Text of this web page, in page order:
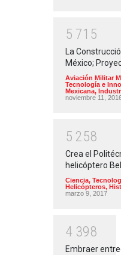
5 71 5
La
México;
Aviación Militar
Tecnología e
Mexicana,
noviembre 11,
5 258
Crea el
helicóptero
Ciencia,
Helicópteros,
marzo 9, 2017
4 398
Embraer